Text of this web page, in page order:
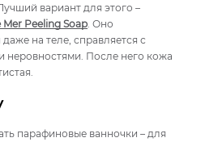
вариант для этого –
Peeling Soap . Оно
на теле, справляется с
неровностями. После него кожа
парафиновые ванночки – для